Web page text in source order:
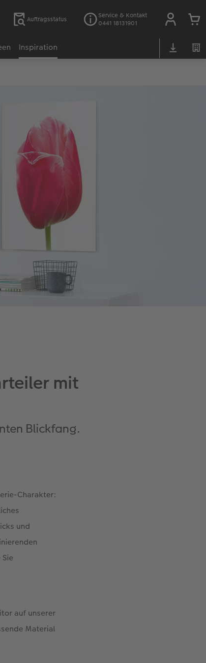
Auftragsstatus
Service & Kontakt
0441 18131901
Inspiration
mit
Blickfang.
Charakter:
und
auf unserer
Material